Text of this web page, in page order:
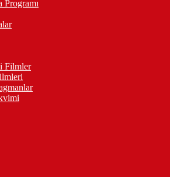
Programı
Filmler